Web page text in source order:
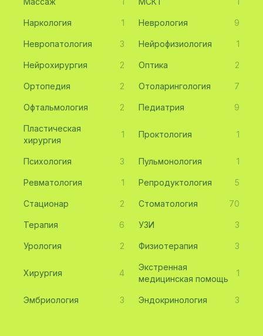
Наркология 1 Неврология 9
Невропатология 3 Нейрофизиология 1
Нейрохирургия 2 Оптика 2
Ортопедия 2 Отоларингология 7
Офтальмология 2 Педиатрия 9
Пластическая
хирургия
1 Проктология 1
Психология 3 Пульмонология 1
Ревматология 1 Репродуктология 5
Стационар 2 Стоматология 70
Терапия 6 УЗИ 3
Урология 2 Физиотерапия 3
Хирургия 4
Экстренная
медицинская помощь
1
Эмбриология 3 Эндокринология 3